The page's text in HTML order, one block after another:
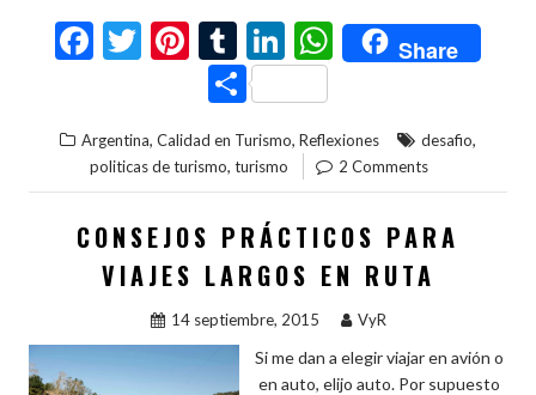
F
b
o
o
k
T
er
Pi
nt
er
es
t
T
u
m
bl
r
Li
n
ke
dI
n
W
h
s
A
p
p
Share
C
o
m
p
ar
ti
r
Argentina, Calidad en Turismo, Reflexiones desafio,
politicas de turismo, turismo 2 Comments
CONSEJOS PRÁCTICOS PARA
VIAJES LARGOS EN RUTA
14 septiembre, 2015 VyR
Si me dan a elegir viajar en avión o
en auto, elijo auto. Por supuesto